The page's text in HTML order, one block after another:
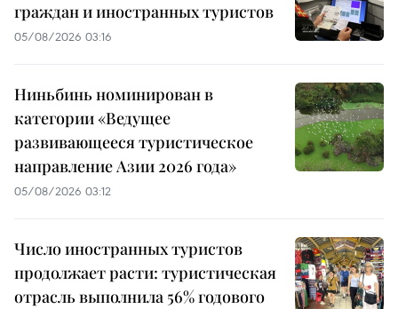
граждан и иностранных туристов
05/08/2026 03:16
Ниньбинь номинирован в
категории «Ведущее
развивающееся туристическое
направление Азии 2026 года»
05/08/2026 03:12
Число иностранных туристов
продолжает расти: туристическая
отрасль выполнила 56% годового